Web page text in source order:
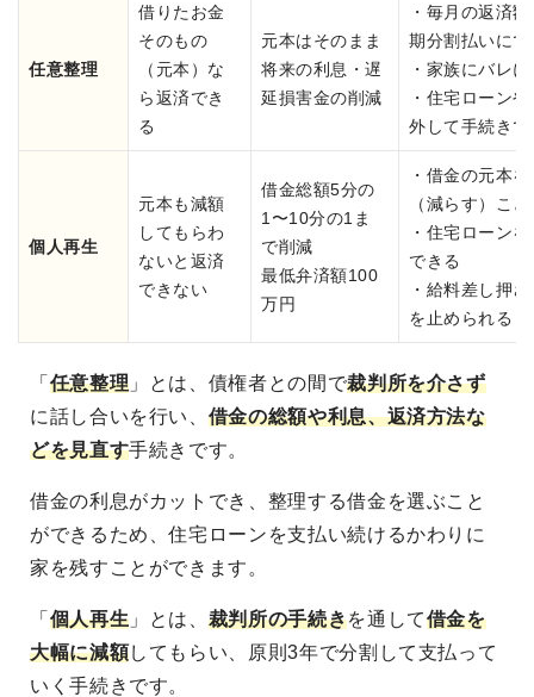
任意整理
借りたお金
そのもの
（元本）な
ら返済でき
る
元本はそのまま
将来の利息・遅
延損害金の削減
・毎月の返済
期分割払いに
・家族にバレ
・住宅ローン
外して手続きで
個人再生
元本も減額
してもらわ
ないと返済
できない
借金総額5分の
1〜10分の1ま
で削減
最低弁済額100
万円
・借金の元本
（減らす）こ
・住宅ローン
できる
・給料差し押
を止められる
「 任意整理 」とは、債権者との間で裁判所を介さず
に話し合いを行い、 借金の総額や利息、返済方法な
どを見直す手続きです。
借金の利息がカットでき、整理する借金を選ぶこと
ができるため、住宅ローンを支払い続けるかわりに
家を残すことができます。
「 個人再生 」とは、 裁判所の手続きを通して借金を
大幅に減額してもらい、原則3年で分割して支払って
いく手続きです。